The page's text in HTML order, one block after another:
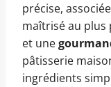
précise,
maîtrisé au
et une
pâtisserie
ingrédients